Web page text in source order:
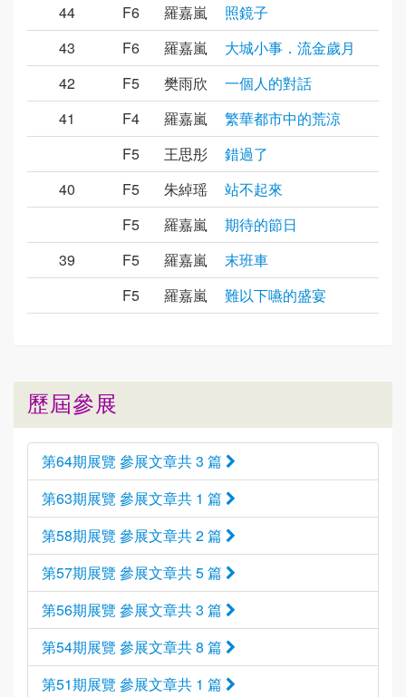
44
F6 羅嘉嵐
照鏡子
43
F6 羅嘉嵐
大城小事．流金歲月
42
F5 樊雨欣
一個人的對話
41
F4 羅嘉嵐
繁華都市中的荒涼
F5
王思彤
錯過了
40
F5 朱綽瑶
站不起來
F5
羅嘉嵐
期待的節日
39
F5 羅嘉嵐
末班車
F5
羅嘉嵐 難以下嚥的盛宴
歷屆參展
第64期展覽 參展文章共 3 篇
第63期展覽 參展文章共 1 篇
第58期展覽 參展文章共 2 篇
第57期展覽 參展文章共 5 篇
第56期展覽 參展文章共 3 篇
第54期展覽 參展文章共 8 篇
第51期展覽 參展文章共 1 篇